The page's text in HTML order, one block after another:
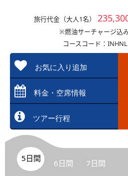
旅行代金（大人1名）
※燃油サーチャージ込
コースコード：
お気に入り追加
料金・空席情報
ツアー行程
5日間 6日間 7日間